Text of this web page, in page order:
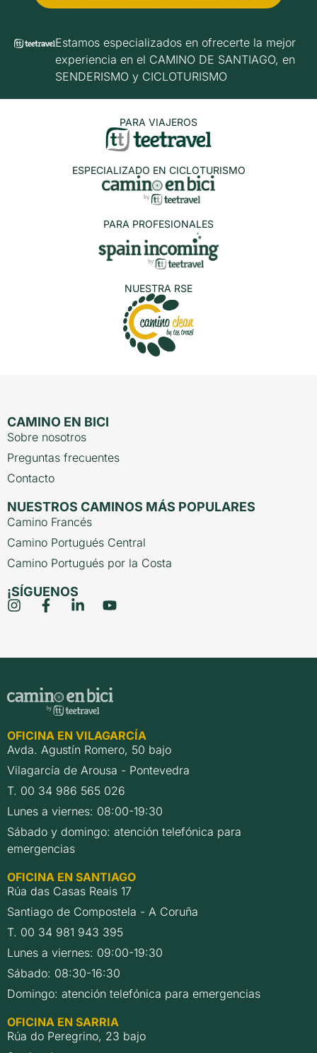
Estamos especializados en ofrecerte la mejor
experiencia en el CAMINO DE SANTIAGO, en
SENDERISMO y CICLOTURISMO
PARA VIAJEROS
ESPECIALIZADO EN CICLOTURISMO
PARA PROFESIONALES
NUESTRA RSE
CAMINO EN BICI
Sobre nosotros
Preguntas frecuentes
Contacto
NUESTROS CAMINOS MÁS POPULARES
Camino Francés
Camino Portugués Central
Camino Portugués por la Costa
¡SÍGUENOS
OFICINA EN VILAGARCÍA
Avda. Agustín Romero, 50 bajo
Vilagarcía de Arousa - Pontevedra
T. 00 34 986 565 026
Lunes a viernes: 08:00-19:30
Sábado y domingo: atención telefónica para
emergencias
OFICINA EN SANTIAGO
Rúa das Casas Reais 17
Santiago de Compostela - A Coruña
T. 00 34 981 943 395
Lunes a viernes: 09:00-19:30
Sábado: 08:30-16:30
Domingo: atención telefónica para emergencias
OFICINA EN SARRIA
Rúa do Peregrino, 23 bajo